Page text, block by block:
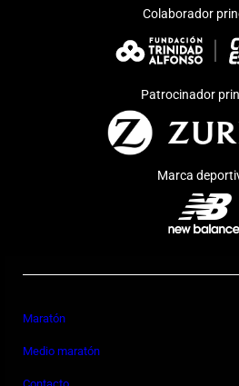
Colaborador
Patrocinador
Marca
Maratón
Medio maratón